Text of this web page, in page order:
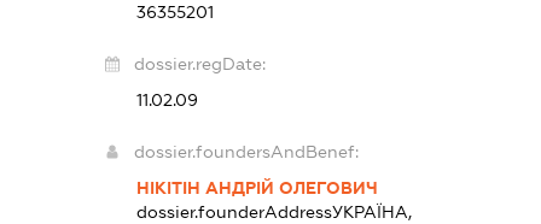
36355201
dossier.regDate:
11.02.09
dossier.foundersAndBenef:
НІКІТІН АНДРІЙ ОЛЕГОВИЧ
dossier.founderAddressУКРАЇНА,